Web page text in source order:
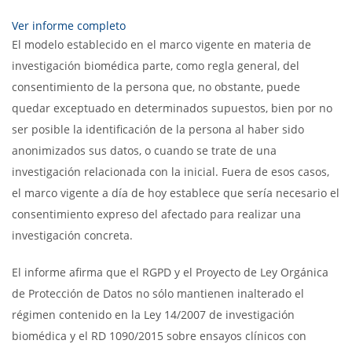
Ver informe completo
El modelo establecido en el marco vigente en materia de
investigación biomédica parte, como regla general, del
consentimiento de la persona que, no obstante, puede
quedar exceptuado en determinados supuestos, bien por no
ser posible la identificación de la persona al haber sido
anonimizados sus datos, o cuando se trate de una
investigación relacionada con la inicial. Fuera de esos casos,
el marco vigente a día de hoy establece que sería necesario el
consentimiento expreso del afectado para realizar una
investigación concreta.
El informe afirma que el RGPD y el Proyecto de Ley Orgánica
de Protección de Datos no sólo mantienen inalterado el
régimen contenido en la Ley 14/2007 de investigación
biomédica y el RD 1090/2015 sobre ensayos clínicos con